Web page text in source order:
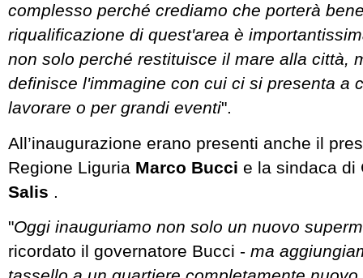
complesso perché crediamo che porterà
riqualificazione di quest'area è
non solo perché restituisce il mare alla città,
definisce l'immagine con cui ci si presenta a
lavorare o per grandi eventi".
All’inaugurazione erano presenti anche il
Regione Liguria Marco Bucci e la sindaca di
Salis .
"Oggi inauguriamo non solo un nuovo
ricordato il governatore Bucci - ma